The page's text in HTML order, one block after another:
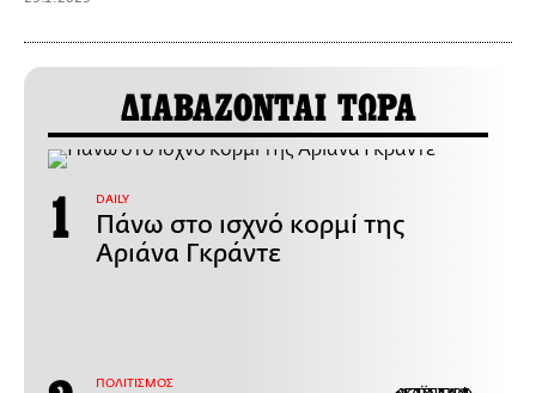
ΔΙΑΒΑΖΟΝΤΑΙ ΤΩΡΑ
DAILY
Πάνω στο ισχνό κορμί της
Αριάνα Γκράντε
ΠΟΛΙΤΙΣΜΟΣ